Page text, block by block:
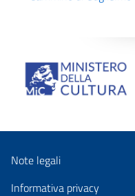
Note legali
Informativa privacy